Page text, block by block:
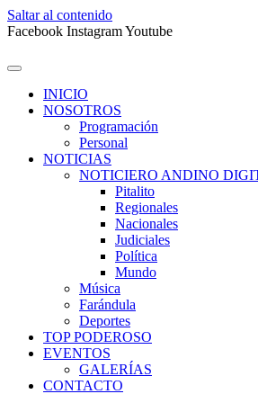
Saltar al contenido
Facebook InstagramYoutube
INICIO
NOSOTROS
Programación
Personal
NOTICIAS
NOTICIERO ANDINO
Pitalito
Regionales
Nacionales
Judiciales
Política
Mundo
Música
Farándula
Deportes
TOP PODEROSO
EVENTOS
GALERÍAS
CONTACTO